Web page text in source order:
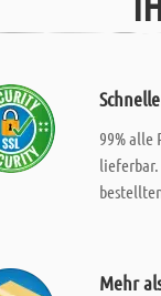
99% alle
lieferbar.
Mehr